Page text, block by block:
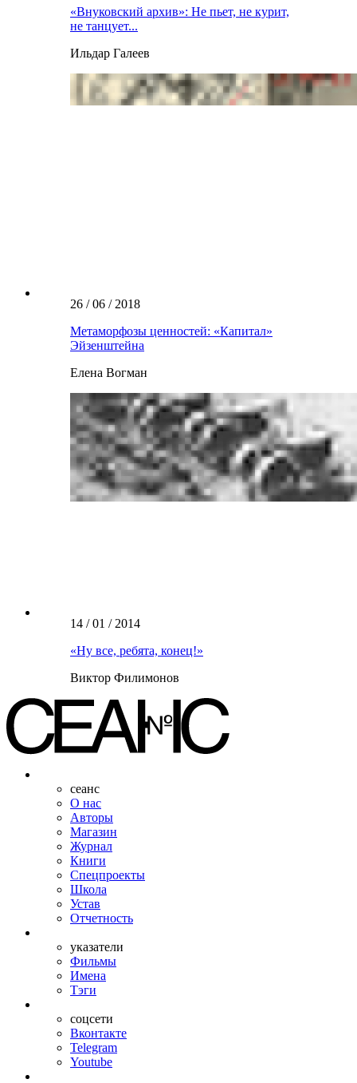
«Внуковский архив»: Не пьет, не курит,
не танцует...
Ильдар Галеев
26 / 06 / 2018
Метаморфозы ценностей: «Капитал»
Эйзенштейна
Елена Вогман
14 / 01 / 2014
«Ну все, ребята, конец!»
Виктор Филимонов
сеанс
О нас
Авторы
Магазин
Журнал
Книги
Спецпроекты
Школа
Устав
Отчетность
указатели
Фильмы
Имена
Тэги
соцсети
Вконтакте
Telegram
Youtube